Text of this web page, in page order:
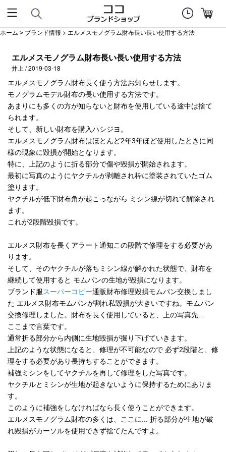
ホーム > ブランド情報 > エルメスモノグラム財布長い長い使用する方法
エルメスモノグラム財布長い長い使用する方法
井上 / 2019-03-18
エルメスモノグラム財布長く使う方法お知らせします。
モノグラムモデル財布の長い使用する方法です。
あまりにも多くの方が知らないと財布を使用している途中は捨て
られます。
そして、新しい財布を購入ハシジヨ。
エルメスモノグラム財布はほとんど2年3年ほど使用したときに同
様の現象に毀損が開始となります。
特に、上記のように折る部分で傷や毀損が開始されます。
最初に写真のようにヤクチルが剥離され枠に塗装されていたゴム
塗ります。
ヤクチルが低下財布角が起こっながら ミシン線が切れて解除され
ます。
これが2段階毀損です。
エルメス財布を長くアラート通知この段階で修理をする必要があ
ります。
そして、そのヤクチルが落ちミシン線が解かれた状態で、財布を
継続して使用すると モムパンの生地が毀損になります。
ブランド服スーパーコピー通販財布修理毀損モムパン交換しまし
た エルメス財布モムパンが割れ私毀損が大きいですね。モムパン
交換修理しました。財布を長く使用していると、上の写真先...
ここまで言葉です。
通常折る部分から内側に生地毀損が掘り下げていきます。
上記のような状態になると、修理が不可能なので 必ず2段階と、修
理をする必要があり長持ちすることができます。
補強ミシンをしてヤクチルを再して修理をした写真です。
ヤクチルとミシンが生地が起きないように保持するためにありま
す。
このように補強をしなければなら長く使うことができます。
エルメスモノグラム財布の多くは、ここに... 折る部分が生地が破
れ毀損がカーソルを使用できず捨てたんですよ。